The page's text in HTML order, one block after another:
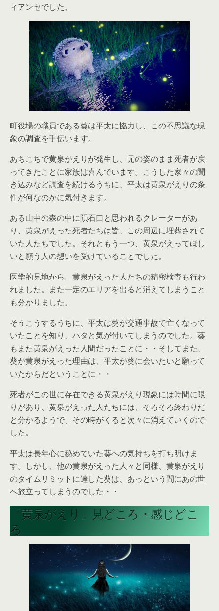
ィアンセでした。
町役場の職員である葵は平太に協力し、この不思議な現
象の調査を手伝います。
あちこちで黄泉がえりが発生し、元の姿のまま死者が戻
ってきたことに家族は喜んでいます。こうした家々の聞
き込みなど調査を続けるうちに、平太は黄泉がえりの条
件が何なのかに気付きます。
ある山中の森の中に隕石口と思われるクレーターがあ
り、黄泉がえった死者たちは皆、この周辺に埋葬されて
いた人たちでした。それともう一つ、黄泉がえってほし
いと願う人の想いを受けていることでした。
医学的見地から、黄泉がえった人たちの精密検査も行わ
れました。また一定のエリアを出ると消えてしまうこと
も分かりました。
そうこうするうちに、平太は葵が交通事故で亡くなって
いたことを知り、ハタと気が付いてしまうのでした。葵
もまた黄泉がえった人間だったことに・・そしてまた、
葵が黄泉がえった理由は、平太が葵に会いたいと願って
いたからだということに・・
死者がこの世に存在できる黄泉がえり現象には時間に限
りがあり、黄泉がえった人たちには、そろそろ終わりだ
と分かるようで、その時がくると次々に消えていくので
した。
平太は長年心に秘めていた葵への気持ちを打ち明けま
す。しかし、他の黄泉がえった人々と同様、黄泉がえり
のタイムリミットに達した葵は、あっという間にあの世
へ旅立ってしまうのでした・・
「黄泉がえり」見どころ・感じどこ
ろ